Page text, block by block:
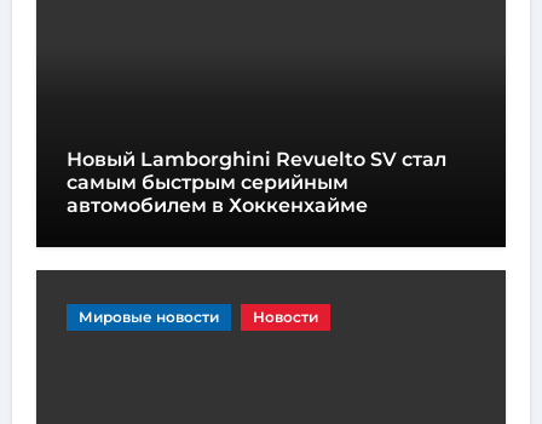
Новый Lamborghini Revuelto SV стал
самым быстрым серийным
автомобилем в Хоккенхайме
Мировые новости Новости